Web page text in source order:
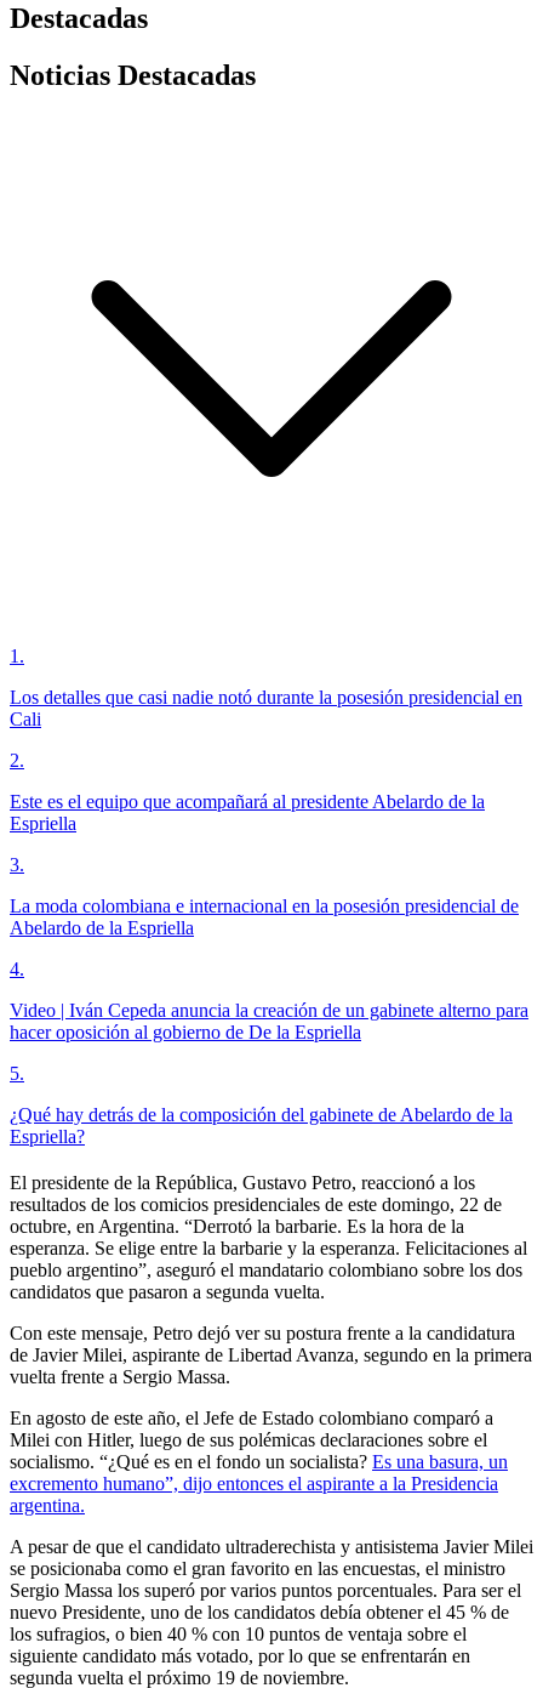
Destacadas
Noticias Destacadas
1 .
Los detalles que casi nadie notó durante la posesión presidencial en
Cali
2.
Este es el equipo que acompañará al presidente Abelardo de la
Espriella
3.
La moda colombiana e internacional en la posesión presidencial de
Abelardo de la Espriella
4.
Video | Iván Cepeda anuncia la creación de un gabinete alterno para
hacer oposición al gobierno de De la Espriella
5.
¿Qué hay detrás de la composición del gabinete de Abelardo de la
Espriella?
El presidente de la República, Gustavo Petro, reaccionó a los
resultados de los comicios presidenciales de este domingo, 22 de
octubre, en Argentina. “Derrotó la barbarie. Es la hora de la
esperanza. Se elige entre la barbarie y la esperanza. Felicitaciones al
pueblo argentino”, aseguró el mandatario colombiano sobre los dos
candidatos que pasaron a segunda vuelta.
Con este mensaje, Petro dejó ver su postura frente a la candidatura
de Javier Milei, aspirante de Libertad Avanza, segundo en la primera
vuelta frente a Sergio Massa.
En agosto de este año, el Jefe de Estado colombiano comparó a
Milei con Hitler, luego de sus polémicas declaraciones sobre el
socialismo. “¿Qué es en el fondo un socialista? Es una basura, un
excremento humano”, dijo entonces el aspirante a la Presidencia
argentina.
A pesar de que el candidato ultraderechista y antisistema Javier Milei
se posicionaba como el gran favorito en las encuestas, el ministro
Sergio Massa los superó por varios puntos porcentuales. Para ser el
nuevo Presidente, uno de los candidatos debía obtener el 45 % de
los sufragios, o bien 40 % con 10 puntos de ventaja sobre el
siguiente candidato más votado, por lo que se enfrentarán en
segunda vuelta el próximo 19 de noviembre.